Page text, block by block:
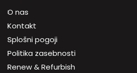
O nas
Kontakt
Splošni pogoji
Politika zasebnosti
Renew & Refurbish